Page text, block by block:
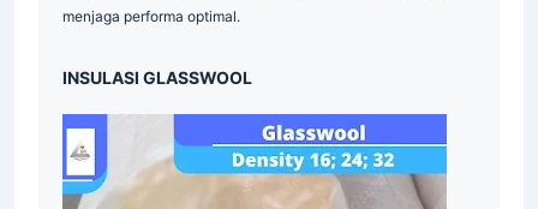
Industrial
Industri Supplier
menjaga performa optimal.
INSULASI GLASSWOOL